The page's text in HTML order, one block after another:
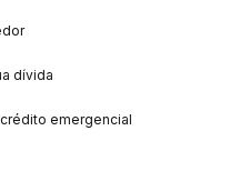
dívida
emergencial